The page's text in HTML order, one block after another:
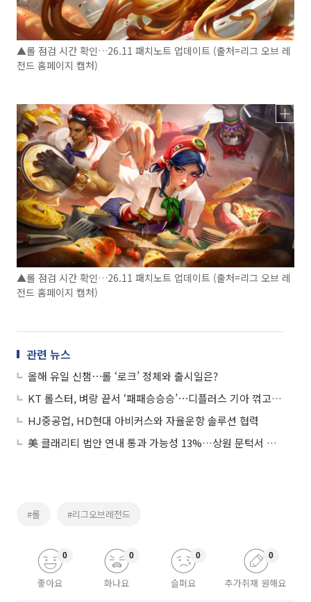
▲롤 점검 시간 확인…26.11 패치노트 업데이트 (출처=리그 오브 레
전드 홈페이지 캡처)
▲롤 점검 시간 확인…26.11 패치노트 업데이트 (출처=리그 오브 레
전드 홈페이지 캡처)
관련 뉴스
올해 유일 신챔⋯롤 ‘로크’ 정체와 출시일은?
KT 롤스터, 벼랑 끝서 ‘패패승승승’⋯디플러스 기아 꺾고 원주행
HJ중공업, HD현대 아비커스와 자율운항 솔루션 협력
美 클래리티 법안 연내 통과 가능성 13%…상원 문턱서 제동
#롤 #리그오브레전드
좋아요
0
화나요
0
슬퍼요
0
추가취재 원해요
0